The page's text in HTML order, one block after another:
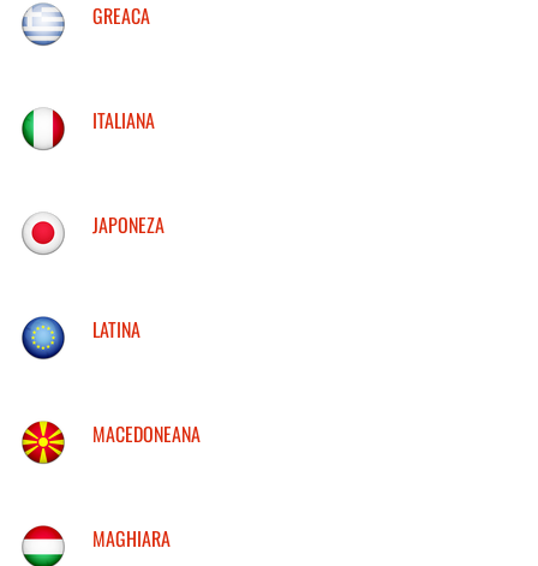
GREACA
ITALIANA
JAPONEZA
LATINA
MACEDONEANA
MAGHIARA